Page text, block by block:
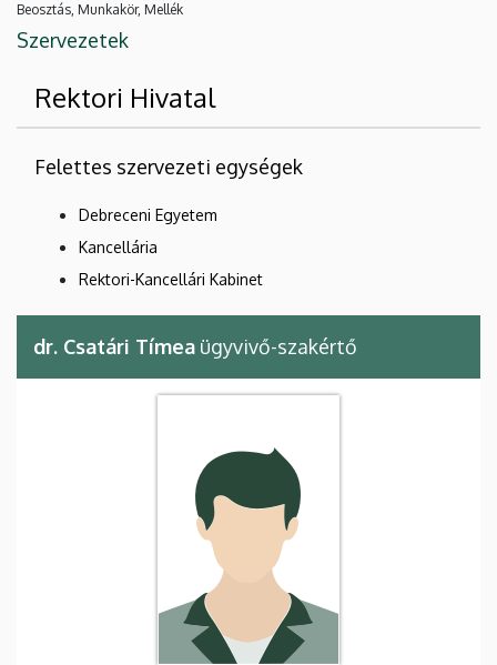
Beosztás, Munkakör, Mellék
Szervezetek
Rektori Hivatal
Felettes szervezeti egységek
Debreceni Egyetem
Kancellária
Rektori-Kancellári Kabinet
dr. Csatári Tímea ügyvivő-szakértő